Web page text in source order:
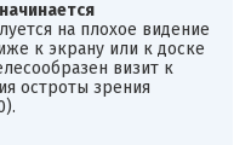
на плохое видение
к экрану или к доске
визит к
остроты зрения